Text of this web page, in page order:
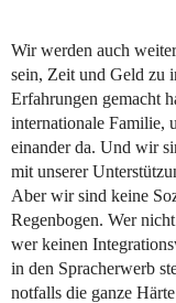
Wir werden auch
sein, Zeit und Geld zu
Erfahrungen gemacht
internationale Familie,
einander da. Und wir
mit unserer
Aber wir sind keine
Regenbogen. Wer
wer keinen
in den Spracherwerb
notfalls die ganze